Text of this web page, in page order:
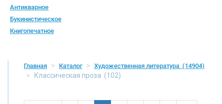
Антикварное
Букинистическое
Книгопечатное
Главная Каталог Художественная литература (14904)
Классическая проза (102)